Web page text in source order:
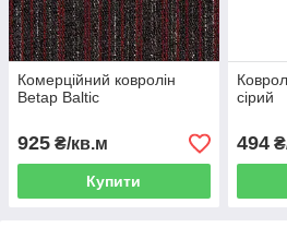
Комерційний ковролін
Betap Baltic
925 ₴/кв.м
Купити
сірий
494